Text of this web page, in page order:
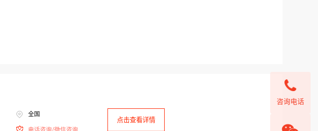
全国
电话咨询/微信咨询
点击查看详情
咨询电话